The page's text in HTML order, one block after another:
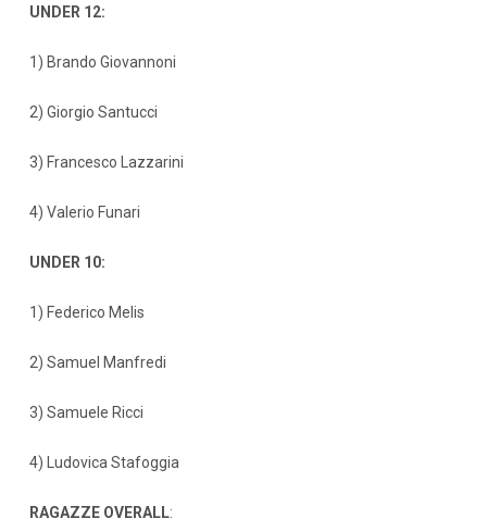
UNDER 12:
1) Brando Giovannoni
2) Giorgio Santucci
3) Francesco Lazzarini
4) Valerio Funari
UNDER 10:
1) Federico Melis
2) Samuel Manfredi
3) Samuele Ricci
4) Ludovica Stafoggia
RAGAZZE OVERALL: